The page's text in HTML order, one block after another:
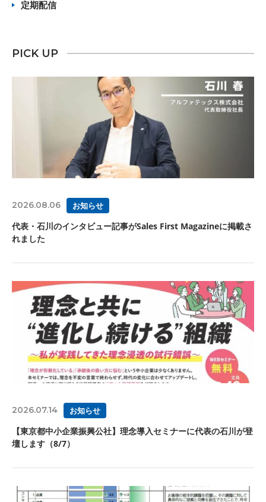
定期配信
PICK UP
2026.08.06 お知らせ
代表・石川のインタビュー記事がSales First Magazineに掲載さ
れました
2026.07.14 お知らせ
【東京都中小企業振興公社】理念導入セミナーに代表の石川が登
壇します（8/7）